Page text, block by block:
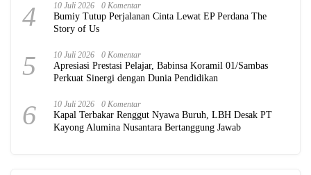
4 10 Juli 2026 0 Komentar
Bumiy Tutup Perjalanan Cinta Lewat EP Perdana The
Story of Us
5 10 Juli 2026 0 Komentar
Apresiasi Prestasi Pelajar, Babinsa Koramil 01/Sambas
Perkuat Sinergi dengan Dunia Pendidikan
6 10 Juli 2026 0 Komentar
Kapal Terbakar Renggut Nyawa Buruh, LBH Desak PT
Kayong Alumina Nusantara Bertanggung Jawab